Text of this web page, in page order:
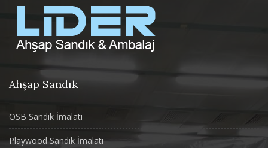
Ahşap Sandık
OSB Sandık İmalatı
Playwood Sandık İmalatı